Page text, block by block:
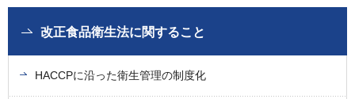
改正食品衛生法に関すること
HACCPに沿った衛生管理の制度化